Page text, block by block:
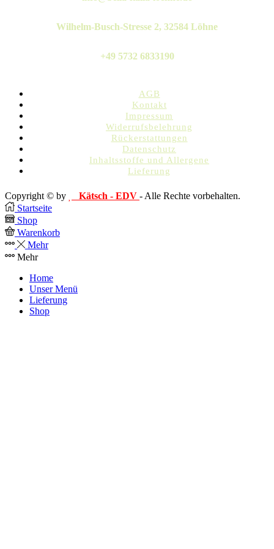
Wilhelm-Busch-Stresse 2, 32584 Löhne
+49 5732 6833190
AGB
Kontakt
Impressum
Widerrufsbelehrung
Rückerstattungen
Datenschutz
Inhaltsstoffe und Allergene
Lieferung
Copyright © by Kätsch - EDV - Alle Rechte vorbehalten.
Startseite
Shop
Warenkorb
Mehr
Mehr
Home
Unser Menü
Lieferung
Shop